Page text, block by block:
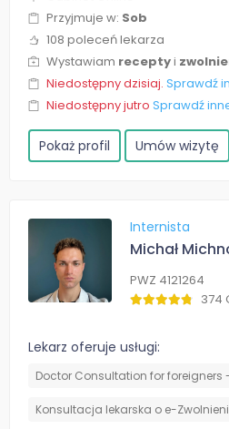
Przyjmuje w: Sob
108 poleceń lekarza
Wystawiam receptyi
Niedostępny dzisiaj. Sprawdź
Niedostępny jutro Sprawdź
Pokaż profil Umów wizytę
Internista
Michał
PWZ 4121264
374
Lekarz oferuje usługi:
Doctor Consultation for foreigners
Konsultacja lekarska o e-